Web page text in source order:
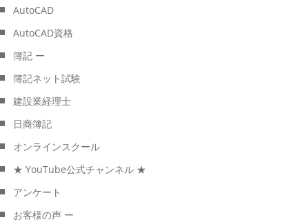
AutoCAD
AutoCAD資格
簿記 ー
簿記ネット試験
建設業経理士
日商簿記
オンラインスクール
★ YouTube公式チャンネル ★
アンケート
お客様の声 ー